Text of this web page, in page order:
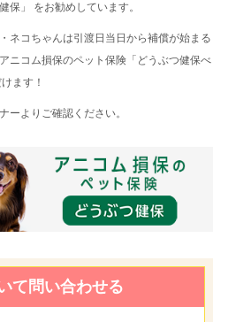
保」 をお勧めしています。
ネコちゃんは引渡日当日から補償が始まる
ニコム損保のペット保険「どうぶつ健保べ
ます！
ーよりご確認ください。
て問い合わせる